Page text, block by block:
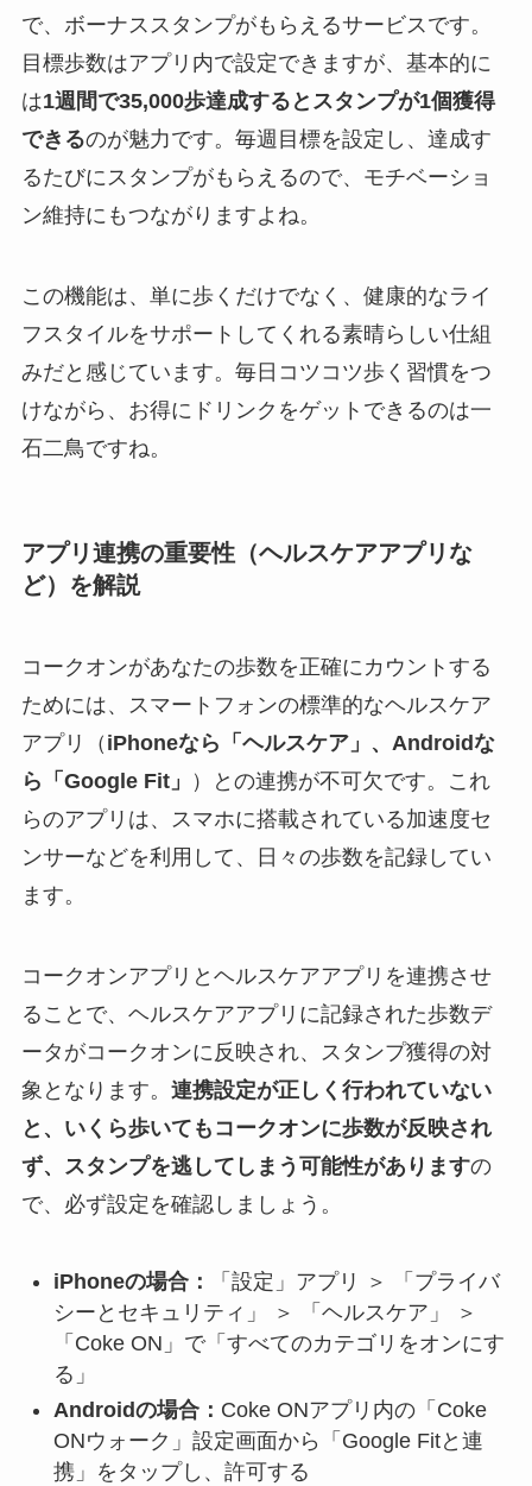
で、ボーナススタンプがもらえるサービスです。
目標歩数はアプリ内で設定できますが、基本的に
は1週間で35,000歩達成するとスタンプが1個獲得
できるのが魅力です。毎週目標を設定し、達成す
るたびにスタンプがもらえるので、モチベーショ
ン維持にもつながりますよね。
この機能は、単に歩くだけでなく、健康的なライ
フスタイルをサポートしてくれる素晴らしい仕組
みだと感じています。毎日コツコツ歩く習慣をつ
けながら、お得にドリンクをゲットできるのは一
石二鳥ですね。
アプリ連携の重要性（ヘルスケアアプリな
ど）を解説
コークオンがあなたの歩数を正確にカウントする
ためには、スマートフォンの標準的なヘルスケア
アプリ（ iPhoneなら「ヘルスケア」、Androidな
ら「Google Fit」
）との連携が不可欠です。これ
らのアプリは、スマホに搭載されている加速度セ
ンサーなどを利用して、日々の歩数を記録してい
ます。
コークオンアプリとヘルスケアアプリを連携させ
ることで、ヘルスケアアプリに記録された歩数デ
ータがコークオンに反映され、スタンプ獲得の対
象となります。 連携設定が正しく行われていない
と、いくら歩いてもコークオンに歩数が反映され
ず、スタンプを逃してしまう可能性がありますの
で、必ず設定を確認しましょう。
iPhoneの場合：
「設定」アプリ ＞ 「プライバ
シーとセキュリティ」 ＞ 「ヘルスケア」 ＞
「Coke ON」で「すべてのカテゴリをオンにす
る」
Androidの場合： Coke ONアプリ内の「Coke
ONウォーク」設定画面から「Google Fitと連
携」をタップし、許可する